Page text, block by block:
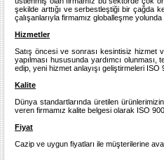
şekilde arttığı ve serbestleştiği bir çağda
çalışanlarıyla firmamız globalleşme yolunda
Hizmetler
Satış öncesi ve sonrası kesintisiz hizmet
yapılması hususunda yardımcı
edip, yeni hizmet anlayışı geliştirmeleri
Kalite
Dünya standartlarında üretilen
veren firmamız kalite belgesi olarak ISO
Fiyat
Cazip ve uygun fiyatları ile müşterilerine